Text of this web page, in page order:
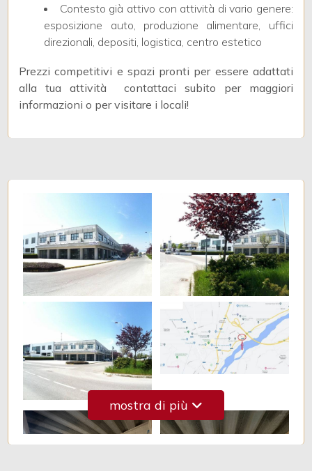
Contesto già attivo con attività di vario genere:
esposizione auto, produzione alimentare, uffici
direzionali, depositi, logistica, centro estetico
Prezzi competitivi e spazi pronti per essere adattati
alla tua attività  contattaci subito per maggiori
informazioni o per visitare i locali!
mostra di più
Bagni
minimi
Qualsiasi
4
Camere
minime
Qualsiasi